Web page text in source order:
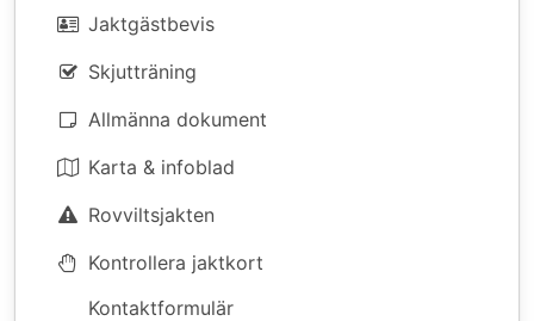
Jaktgästbevis
Skjutträning
Allmänna dokument
Karta & infoblad
Rovviltsjakten
Kontrollera jaktkort
Kontaktformulär